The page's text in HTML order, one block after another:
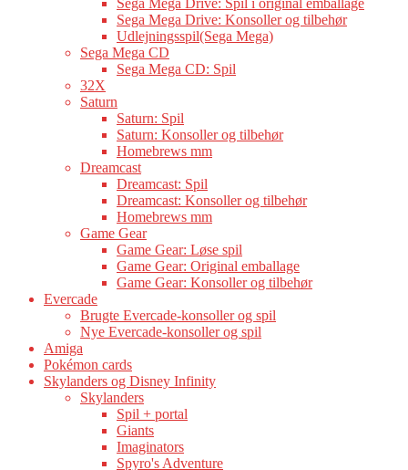
Sega Mega Drive: Spil i original emballage
Sega Mega Drive: Konsoller og tilbehør
Udlejningsspil(Sega Mega)
Sega Mega CD
Sega Mega CD: Spil
32X
Saturn
Saturn: Spil
Saturn: Konsoller og tilbehør
Homebrews mm
Dreamcast
Dreamcast: Spil
Dreamcast: Konsoller og tilbehør
Homebrews mm
Game Gear
Game Gear: Løse spil
Game Gear: Original emballage
Game Gear: Konsoller og tilbehør
Evercade
Brugte Evercade-konsoller og spil
Nye Evercade-konsoller og spil
Amiga
Pokémon cards
Skylanders og Disney Infinity
Skylanders
Spil + portal
Giants
Imaginators
Spyro's Adventure